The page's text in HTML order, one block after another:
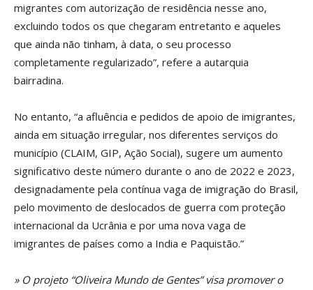
migrantes com autorização de residência nesse ano,
excluindo todos os que chegaram entretanto e aqueles
que ainda não tinham, à data, o seu processo
completamente regularizado”, refere a autarquia
bairradina.
No entanto, “a afluência e pedidos de apoio de imigrantes,
ainda em situação irregular, nos diferentes serviços do
município (CLAIM, GIP, Ação Social), sugere um aumento
significativo deste número durante o ano de 2022 e 2023,
designadamente pela contínua vaga de imigração do Brasil,
pelo movimento de deslocados de guerra com proteção
internacional da Ucrânia e por uma nova vaga de
imigrantes de países como a India e Paquistão.”
» O projeto “Oliveira Mundo de Gentes” visa promover o